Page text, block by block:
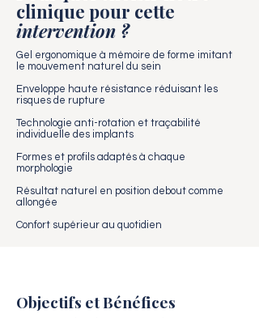
clinique pour cette
intervention ?
Gel ergonomique à mémoire de forme imitant
le mouvement naturel du sein
Enveloppe haute résistance réduisant les
risques de rupture
Technologie anti-rotation et traçabilité
individuelle des implants
Formes et profils adaptés à chaque
morphologie
Résultat naturel en position debout comme
allongée
Confort supérieur au quotidien
Objectifs et Bénéfices